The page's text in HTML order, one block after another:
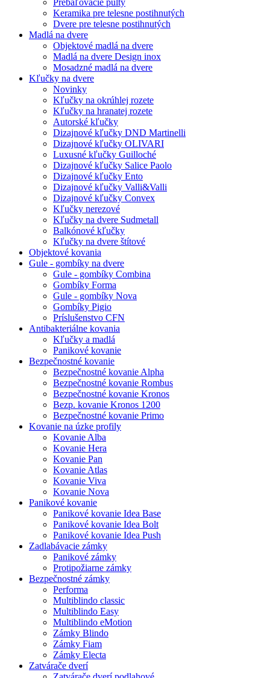
Prebaľovacie pulty
Keramika pre telesne postihnutých
Dvere pre telesne postihnutých
Madlá na dvere
Objektové madlá na dvere
Madlá na dvere Design inox
Mosadzné madlá na dvere
Kľučky na dvere
Novinky
Kľučky na okrúhlej rozete
Kľučky na hranatej rozete
Autorské kľučky
Dizajnové kľučky DND Martinelli
Dizajnové kľučky OLIVARI
Luxusné kľučky Guilloché
Dizajnové kľučky Salice Paolo
Dizajnové kľučky Ento
Dizajnové kľučky Valli&Valli
Dizajnové kľučky Convex
Kľučky nerezové
Kľučky na dvere Sudmetall
Balkónové kľučky
Kľučky na dvere štítové
Objektové kovania
Gule - gombíky na dvere
Gule - gombíky Combina
Gombíky Forma
Gule - gombíky Nova
Gombíky Pigio
Príslušenstvo CFN
Antibakteriálne kovania
Kľučky a madlá
Panikové kovanie
Bezpečnostné kovanie
Bezpečnostné kovanie Alpha
Bezpečnostné kovanie Rombus
Bezpečnostné kovanie Kronos
Bezp. kovanie Kronos 1200
Bezpečnostné kovanie Primo
Kovanie na úzke profily
Kovanie Alba
Kovanie Hera
Kovanie Pan
Kovanie Atlas
Kovanie Viva
Kovanie Nova
Panikové kovanie
Panikové kovanie Idea Base
Panikové kovanie Idea Bolt
Panikové kovanie Idea Push
Zadlabávacie zámky
Panikové zámky
Protipožiarne zámky
Bezpečnostné zámky
Performa
Multiblindo classic
Multiblindo Easy
Multiblindo eMotion
Zámky Blindo
Zámky Fiam
Zámky Electa
Zatvárače dverí